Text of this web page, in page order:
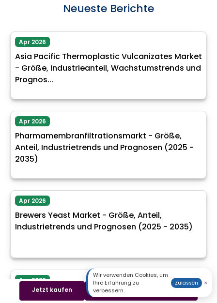
Neueste Berichte
Apr 2026
Asia Pacific Thermoplastic Vulcanizates Market
- Größe, Industrieanteil, Wachstumstrends und
Prognos...
Apr 2026
Pharmamembranfiltrationsmarkt - Größe,
Anteil, Industrietrends und Prognosen (2025 -
2035)
Apr 2026
Brewers Yeast Market - Größe, Anteil,
Industrietrends und Prognosen (2025 - 2035)
Apr 2026
Brominmarkt - Größe, Anteil, Industrietrends
Jetzt kaufen Beispiel herunterladen
Wir verwenden Cookies, um
Ihre Erfahrung zu
verbessern.
Zulassen ×